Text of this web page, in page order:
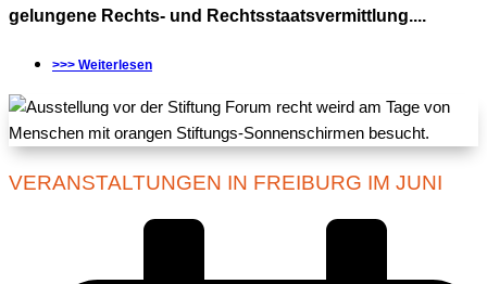
gelungene Rechts- und Rechtsstaatsvermittlung....
>>> Weiterlesen
VERANSTALTUNGEN IN FREIBURG IM JUNI